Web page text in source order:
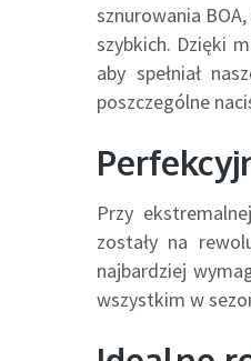
sznurowania
szybkich. Dzięki
aby spełniał
poszczególne
Przy
zostały na
najbardziej
wszystkim w